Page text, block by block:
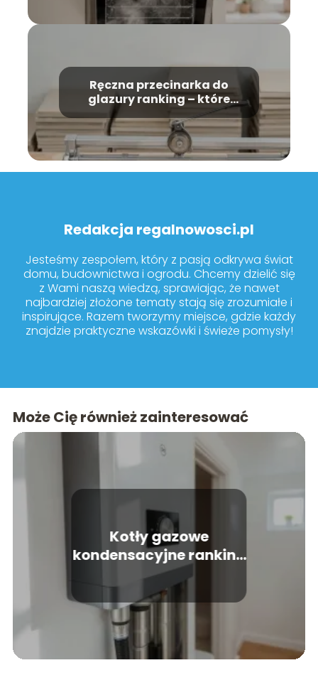
Ręczna przecinarka do
glazury ranking – które
modele warto kupić?
Redakcja regalnowosci.pl
Jesteśmy zespołem, który z pasją odkrywa świat
domu, budownictwa i ogrodu. Chcemy dzielić się
z Wami naszą wiedzą, sprawiając, że nawet
najbardziej złożone tematy stają się zrozumiałe i
inspirujące. Razem tworzymy miejsce, gdzie każdy
znajdzie praktyczne wskazówki i świeże pomysły!
Może Cię również zainteresować
Kotły gazowe
kondensacyjne ranking
– które modele
wybrać?